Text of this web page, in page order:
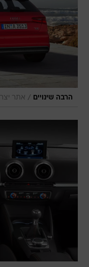
הרבה שינויים / אתר יצרן